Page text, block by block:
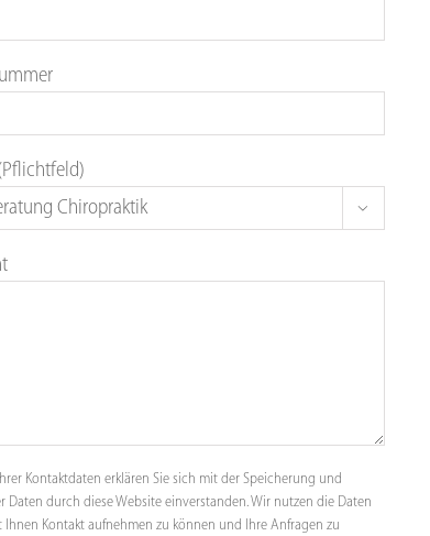

Kontaktdaten erklären Sie sich mit der Speicherung und
Daten durch diese Website einverstanden. Wir nutzen die Daten
Kontakt aufnehmen zu können und Ihre Anfragen zu